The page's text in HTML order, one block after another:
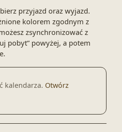
przyjazd oraz wyjazd.
kolorem zgodnym z
zsynchronizować z
pobyt” powyżej, a potem
kalendarza. Otwórz